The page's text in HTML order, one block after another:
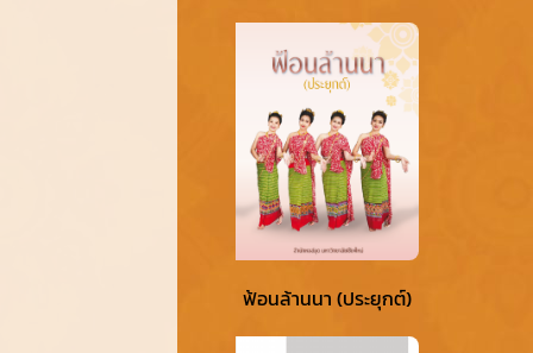
ฟ้อนล้านนา (ประยุกต์)